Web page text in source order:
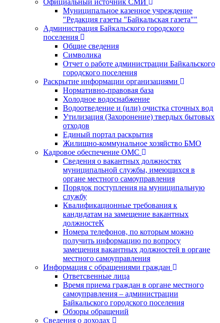
Муниципальное казенное учреждение
"Редакция газеты "Байкальская газета""
Администрация Байкальского городского
поселения
Общие сведения
Символика
Отчет о работе администрации Байкальского
городского поселения
Раскрытие информации организациями
Нормативно-правовая база
Холодное водоснабжение
Водоотведение и (или) очистка сточных вод
Утилизация (Захоронение) твердых бытовых
отходов
Единый портал раскрытия
Жилищно-коммунальное хозяйство БМО
Кадровое обеспечение ОМС
Сведения о вакантных должностях
муниципальной службы, имеющихся в
органе местного самоуправления
Порядок поступления на муниципальную
службу
Квалификационные требования к
кандидатам на замещение вакантных
должностеК
Номера телефонов, по которым можно
получить информацию по вопросу
замещения вакантных должностей в органе
местного самоуправления
Информация с обращениями граждан
Ответсвенные лица
Время приема граждан в органе местного
самоуправления – администрации
Байкальского городского поселения
Обзоры обращений
Сведения о доходах